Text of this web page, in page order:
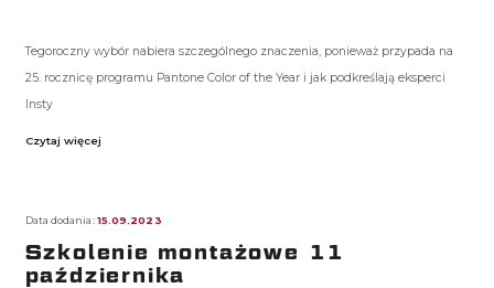
Tegoroczny wybór nabiera szczególnego znaczenia, ponieważ przypada na
25. rocznicę programu Pantone Color of the Year i jak podkreślają eksperci
Insty
Czytaj więcej
Data dodania:15.09.2023
Szkolenie montażowe 11
października